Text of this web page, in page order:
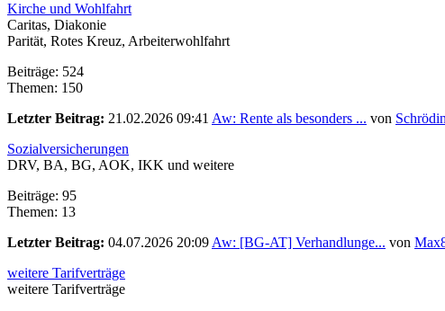
Kirche und Wohlfahrt
Caritas, Diakonie
Parität, Rotes Kreuz, Arbeiterwohlfahrt
Beiträge: 524
Themen: 150
Letzter Beitrag: 21.02.2026 09:41 Aw: Rente als besonders ... von
Sozialversicherungen
DRV, BA, BG, AOK, IKK und weitere
Beiträge: 95
Themen: 13
Letzter Beitrag: 04.07.2026 20:09 Aw: [BG-AT] Verhandlunge... von
weitere Tarifverträge
weitere Tarifverträge